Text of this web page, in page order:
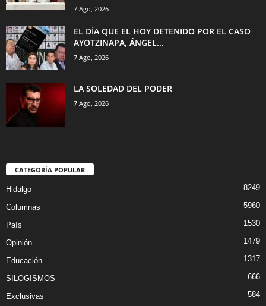
7 Ago, 2026
EL DÍA QUE EL HOY DETENIDO POR EL CASO
AYOTZINAPA, ÁNGEL...
7 Ago, 2026
LA SOLEDAD DEL PODER
7 Ago, 2026
CATEGORÍA POPULAR
Hidalgo 8249
Columnas 5960
País 1530
Opinión 1479
Educación 1317
SILOGISMOS 666
Exclusivas 584